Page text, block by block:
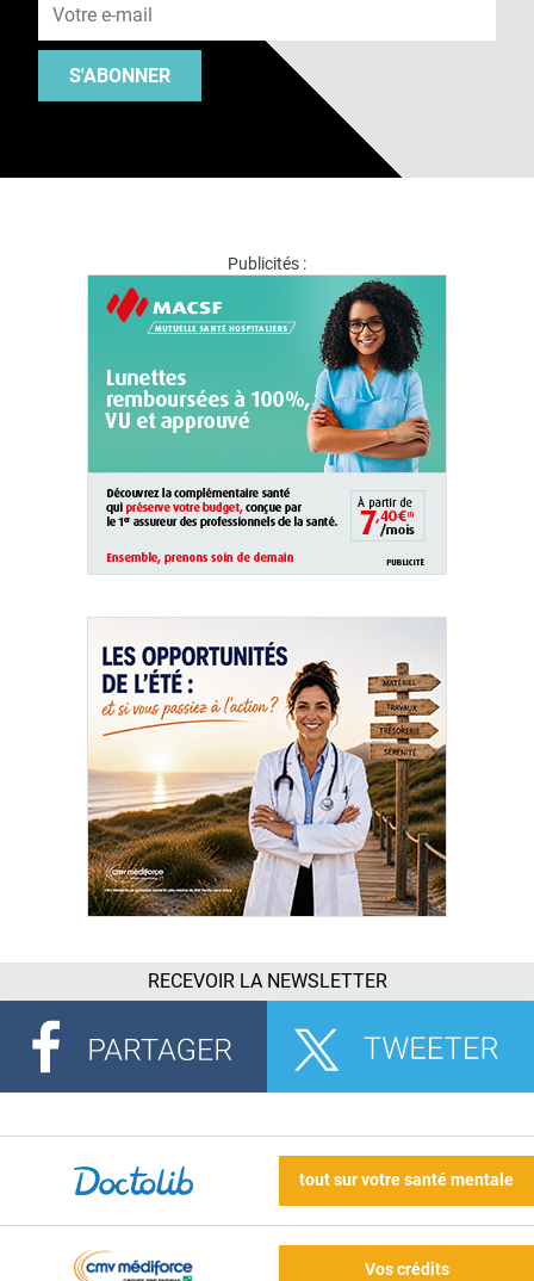
S'ABONNER
Publicités :
RECEVOIR LA NEWSLETTER
tout sur votre santé mentale
Vos crédits